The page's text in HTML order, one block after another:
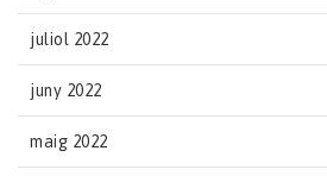
juliol 2022
juny 2022
maig 2022